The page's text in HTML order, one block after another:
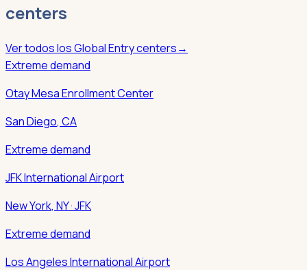
centers
Ver todos losGlobal Entrycenters→
Extreme demand
Otay Mesa Enrollment Center
San Diego, CA
Extreme demand
JFK International Airport
New York, NY· JFK
Extreme demand
Los Angeles International Airport